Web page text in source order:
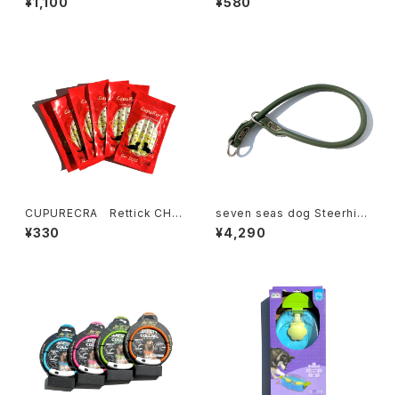
イ ロープ スター
そうクランベリー添え
CUPURECRA Rettick CHI
CKEN EXTREME クプレラ
レティック チキン エクストリー
¥330
seven seas dog Steerhide
Choker セブンシーズドッグ
ステアハイド チョーカー 8-45
¥4,290